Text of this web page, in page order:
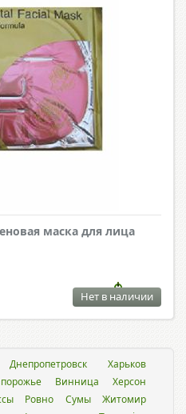
маска для лица
Нет в наличии
Днепропетровск
Харьков
Винница
Херсон
Ровно Сумы
Житомир